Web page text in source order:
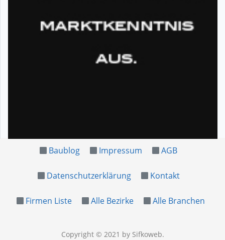
Baublog Impressum AGB
Datenschutzerklärung Kontakt
Firmen Liste Alle Bezirke Alle Branchen
Copyright © 2021 by Sifkoweb.